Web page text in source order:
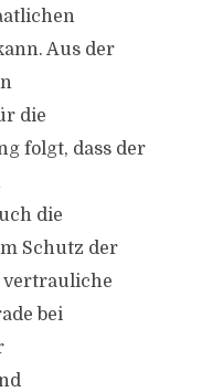
Aus der
die
folgt, dass der
die
Schutz der
vertrauliche
bei